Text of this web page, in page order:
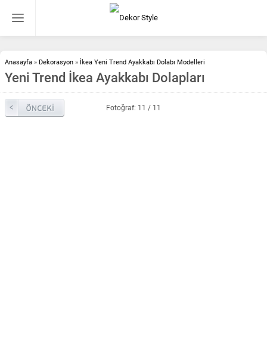
Anasayfa » Dekorasyon » İkea Yeni Trend Ayakkabı Dolabı Modelleri
Yeni Trend İkea Ayakkabı Dolapları
Fotoğraf: 11 / 11